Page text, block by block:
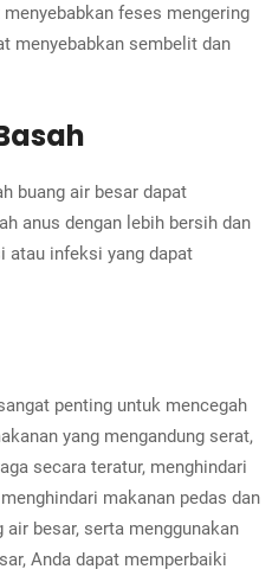
feses mengering
menyebabkan sembelit dan
buang air besar dapat
anus dengan lebih bersih dan
atau infeksi yang dapat
penting untuk mencegah
yang mengandung serat,
secara teratur, menghindari
makanan pedas dan
besar, serta menggunakan
Anda dapat memperbaiki